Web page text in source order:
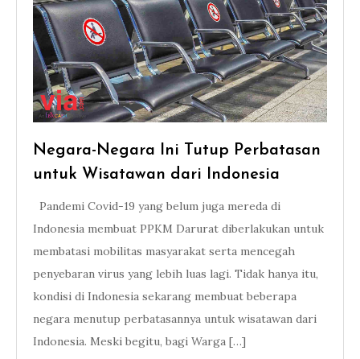
Negara-Negara Ini Tutup Perbatasan
untuk Wisatawan dari Indonesia
Pandemi Covid-19 yang belum juga mereda di
Indonesia membuat PPKM Darurat diberlakukan untuk
membatasi mobilitas masyarakat serta mencegah
penyebaran virus yang lebih luas lagi. Tidak hanya itu,
kondisi di Indonesia sekarang membuat beberapa
negara menutup perbatasannya untuk wisatawan dari
Indonesia. Meski begitu, bagi Warga […]